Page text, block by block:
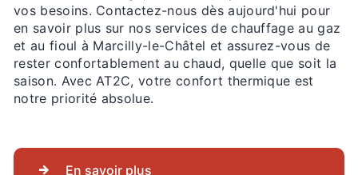
vos besoins. Contactez-nous dès aujourd'hui pour
en savoir plus sur nos services de chauffage au gaz
et au fioul à Marcilly-le-Châtel et assurez-vous de
rester confortablement au chaud, quelle que soit la
saison. Avec AT2C, votre confort thermique est
notre priorité absolue.
En savoir plus